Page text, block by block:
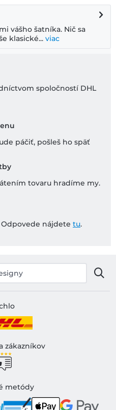
vášho šatníka. Nič sa
klasické... viac
spoločností DHL
páčiť, pošleš ho späť
tovaru hradíme my.
nájdete tu.
zákazníkov
metódy